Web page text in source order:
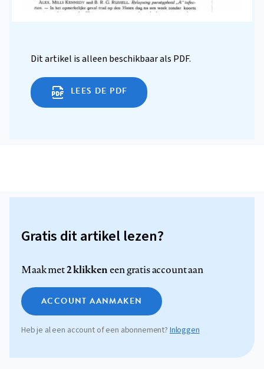
Dit artikel is alleen beschikbaar als PDF.
LEES DE PDF
Gratis dit artikel lezen?
Maak met2 klikkeneen gratis account aan
ACCOUNT AANMAKEN
Heb je al een account of een abonnement? Inloggen